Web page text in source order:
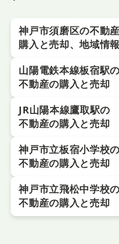
神戸市須磨区の不動
購入と売却、地域情報
山陽電鉄本線板宿駅の
不動産の購入と売却
JR山陽本線鷹取駅の
不動産の購入と売却
神戸市立板宿小学校の
不動産の購入と売却
神戸市立飛松中学校の
不動産の購入と売却